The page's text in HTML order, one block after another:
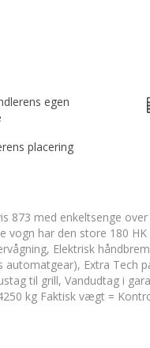
egen
placering
873 med enkeltsenge
vogn har den store 180
Elektrisk
automatgear), Extra Tech
til grill, Vandudtag i
kg Faktisk vægt =